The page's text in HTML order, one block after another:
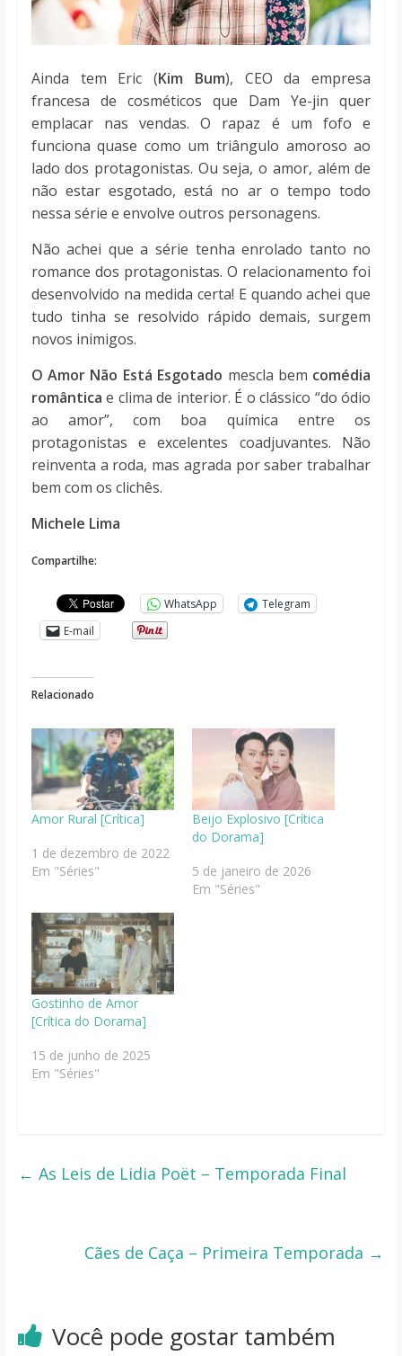
Ainda tem Eric (Kim Bum), CEO da empresa
francesa de cosméticos que Dam Ye-jin quer
emplacar nas vendas. O rapaz é um fofo e
funciona quase como um triângulo amoroso ao
lado dos protagonistas. Ou seja, o amor, além de
não estar esgotado, está no ar o tempo todo
nessa série e envolve outros personagens.
Não achei que a série tenha enrolado tanto no
romance dos protagonistas. O relacionamento foi
desenvolvido na medida certa! E quando achei que
tudo tinha se resolvido rápido demais, surgem
novos inimigos.
O Amor Não Está Esgotado mescla bem comédia
romântica e clima de interior. É o clássico “do ódio
ao amor”, com boa química entre os
protagonistas e excelentes coadjuvantes. Não
reinventa a roda, mas agrada por saber trabalhar
bem com os clichês.
Michele Lima
Compartilhe:
WhatsApp
Telegram
E-mail
Relacionado
Amor Rural [Crítica]
1 de dezembro de 2022
Em "Séries"
Beijo Explosivo [Crítica
do Dorama]
5 de janeiro de 2026
Em "Séries"
Gostinho de Amor
[Crítica do Dorama]
15 de junho de 2025
Em "Séries"
← As Leis de Lidia Poët – Temporada Final
Cães de Caça – Primeira Temporada →
Você pode gostar também